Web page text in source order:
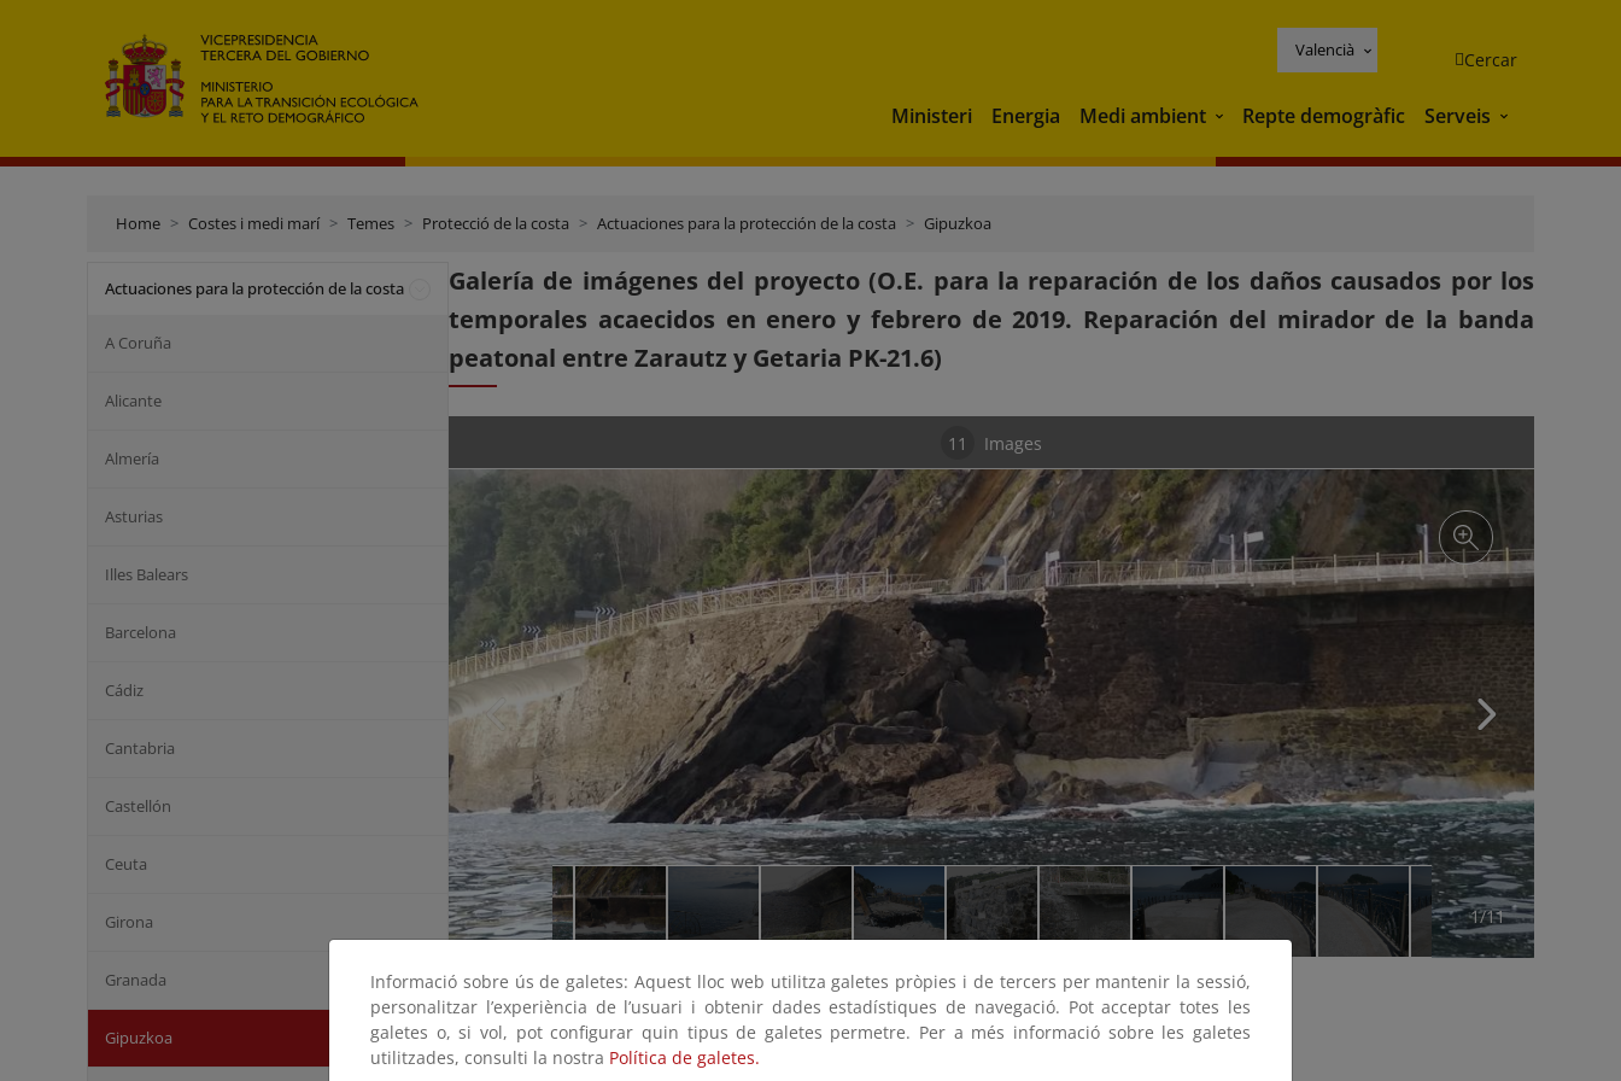
Valencià Cercar
Ministeri Energia Medi ambient Medi ambient
Repte demogràfic Serveis Serveis
Home Costes i medi marí Temes Protecció de la costa Actuaciones para la protección de la costa Gipuzkoa
Actuaciones para la protección de la costa
A Coruña
Alicante
Almería
Asturias
Illes Balears
Barcelona
Cádiz
Cantabria
Castellón
Ceuta
Girona
Granada
Gipuzkoa
Galería de imágenes del proyecto (O.E. para la reparación de los daños causados por los
temporales acaecidos en enero y febrero de 2019. Reparación del mirador de la banda
peatonal entre Zarautz y Getaria PK-21.6)
11 Images
1/11
Informació sobre ús de galetes: Aquest lloc web utilitza galetes pròpies i de tercers per mantenir la sessió,
personalitzar l’experiència de l’usuari i obtenir dades estadístiques de navegació. Pot acceptar totes les
galetes o, si vol, pot configurar quin tipus de galetes permetre. Per a més informació sobre les galetes
utilitzades, consulti la nostra Política de galetes.